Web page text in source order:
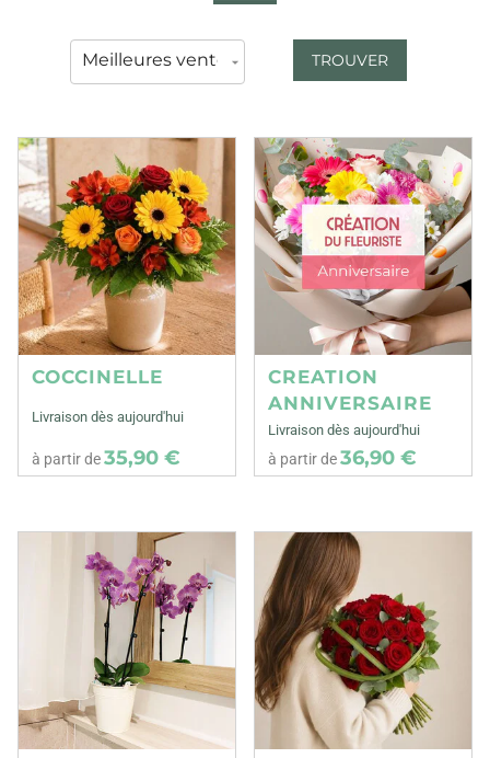
TROUVER
COCCINELLE
Livraison dès aujourd'hui
à partir de35,90 €
CREATION
ANNIVERSAIRE
Livraison dès aujourd'hui
à partir de36,90 €